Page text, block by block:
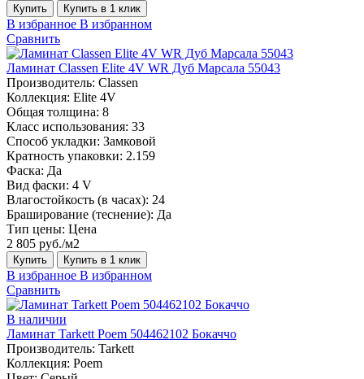
Купить Купить в 1 клик
В избранное В избранном
Сравнить
Ламинат Classen Elite 4V WR Дуб Марсала 55043
Производитель: Classen
Коллекция: Elite 4V
Общая толщина: 8
Класс использования: 33
Способ укладки: Замковой
Кратность упаковки: 2.159
Фаска: Да
Вид фаски: 4 V
Влагостойкость (в часах): 24
Браширование (теснение): Да
Тип цены: Цена
2 805 руб./м2
Купить Купить в 1 клик
В избранное В избранном
Сравнить
В наличии
Ламинат Tarkett Poem 504462102 Бокаччо
Производитель: Tarkett
Коллекция: Poem